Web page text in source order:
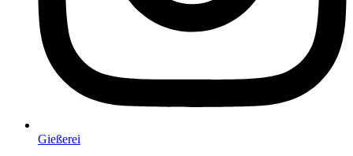
Gießerei